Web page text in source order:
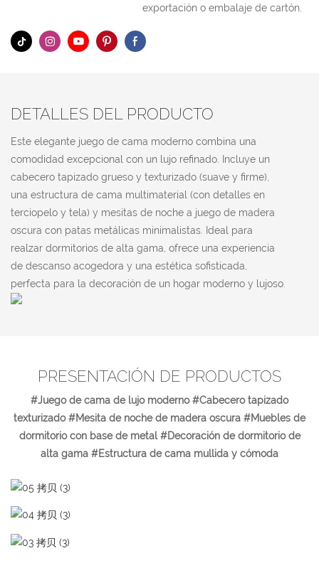
exportación o embalaje de cartón.
DETALLES DEL PRODUCTO
Este elegante juego de cama moderno combina una
comodidad excepcional con un lujo refinado. Incluye un
cabecero tapizado grueso y texturizado (suave y firme),
una estructura de cama multimaterial (con detalles en
terciopelo y tela) y mesitas de noche a juego de madera
oscura con patas metálicas minimalistas. Ideal para
realzar dormitorios de alta gama, ofrece una experiencia
de descanso acogedora y una estética sofisticada,
perfecta para la decoración de un hogar moderno y lujoso.
PRESENTACIÓN DE PRODUCTOS
#Juego de cama de lujo moderno #Cabecero tapizado
texturizado #Mesita de noche de madera oscura #Muebles de
dormitorio con base de metal #Decoración de dormitorio de
alta gama #Estructura de cama mullida y cómoda